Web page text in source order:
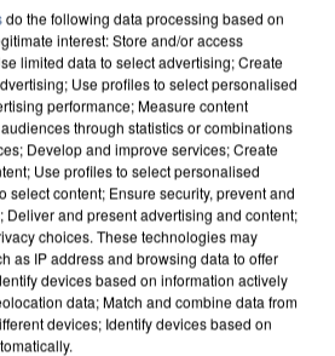
do the following data processing based on
interest: Store and/or access
limited data to select advertising; Create
Use profiles to select personalised
performance; Measure content
through statistics or combinations
Develop and improve services; Create
Use profiles to select personalised
select content; Ensure security, prevent and
Deliver and present advertising and content;
choices. These technologies may
as IP address and browsing data to offer
devices based on information actively
data; Match and combine data from
devices; Identify devices based on